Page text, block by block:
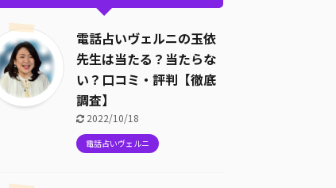
電話占いヴェルニの玉依
先生は当たる？当たらな
い？口コミ・評判【徹底
調査】
2022/10/18
電話占いヴェルニ